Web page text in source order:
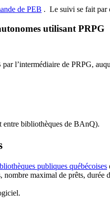
de PEB . Le suivi se fait par
utilisant PRPG
l’intermédiaire de PRPG,
entre bibliothèques de BAnQ).
publiques québécoises
nombre maximal de prêts, durée